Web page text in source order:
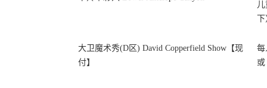
大卫魔术秀(D区) David Copperfield Show【现
付】
每
或